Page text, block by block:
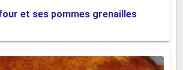
et ses pommes grenailles